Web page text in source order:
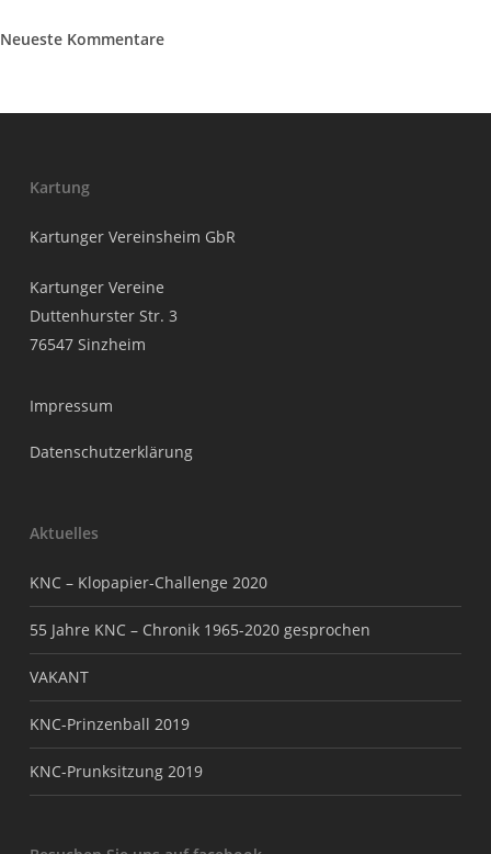
Neueste Kommentare
Kartung
Kartunger Vereinsheim GbR
Kartunger Vereine
Duttenhurster Str. 3
76547 Sinzheim
Impressum
Datenschutzerklärung
Aktuelles
KNC – Klopapier-Challenge 2020
55 Jahre KNC – Chronik 1965-2020 gesprochen
VAKANT
KNC-Prinzenball 2019
KNC-Prunksitzung 2019